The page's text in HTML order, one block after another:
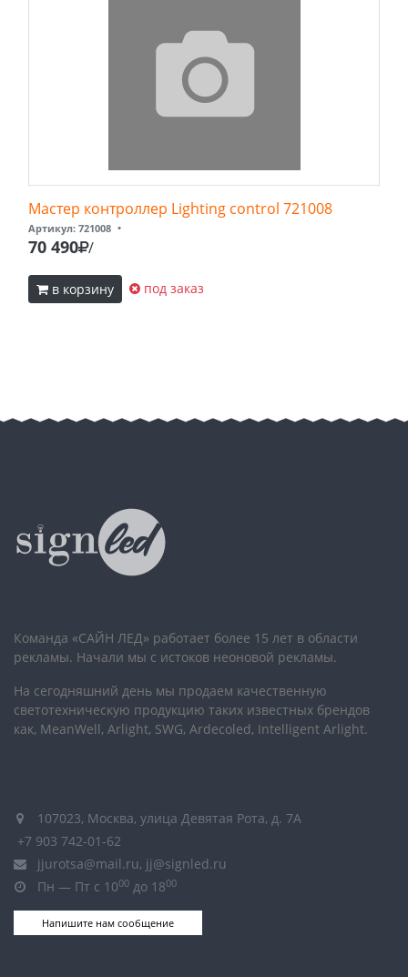
Мастер контроллер Lighting control 721008
Артикул: 721008 •
70 490 /
в корзину под заказ
Команда «САЙН ЛЕД» работает более 15 лет в области
рекламы. Начали мы с истоков неоновой рекламы.
На сегодняшний день мы продаем качественную
светотехническую продукцию таких известных брендов
как, MeanWell, Arlight, SWG, Ardecoled, Intelligent Arlight.
107023, Москва, улица Девятая Рота, д. 7А
+7 903 742-01-62
jjurotsa@mail.ru, jj@signled.ru
Пн — Пт с 1000 до 1800
Напишите нам сообщение